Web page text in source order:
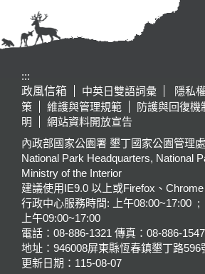
:::
政風信箱
中英日雙語詞彙 隱私
策
維護與管理規範 防護與回復機
明
網站資料開放宣告
內政部國家公園署 墾丁國家公園管理
National Park Headquarters, National
Ministry of the Interior
建議使用IE9.0 以上或Firefox、
行政中心服務時間: 上午08:00~17:00
上午09:00~17:00
電話：08-886-1321 傳真：08-886-1547
地址：946008屏東縣恆春鎮墾丁路596
更新日期： 115-08-07